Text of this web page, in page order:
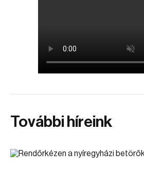
További híreink